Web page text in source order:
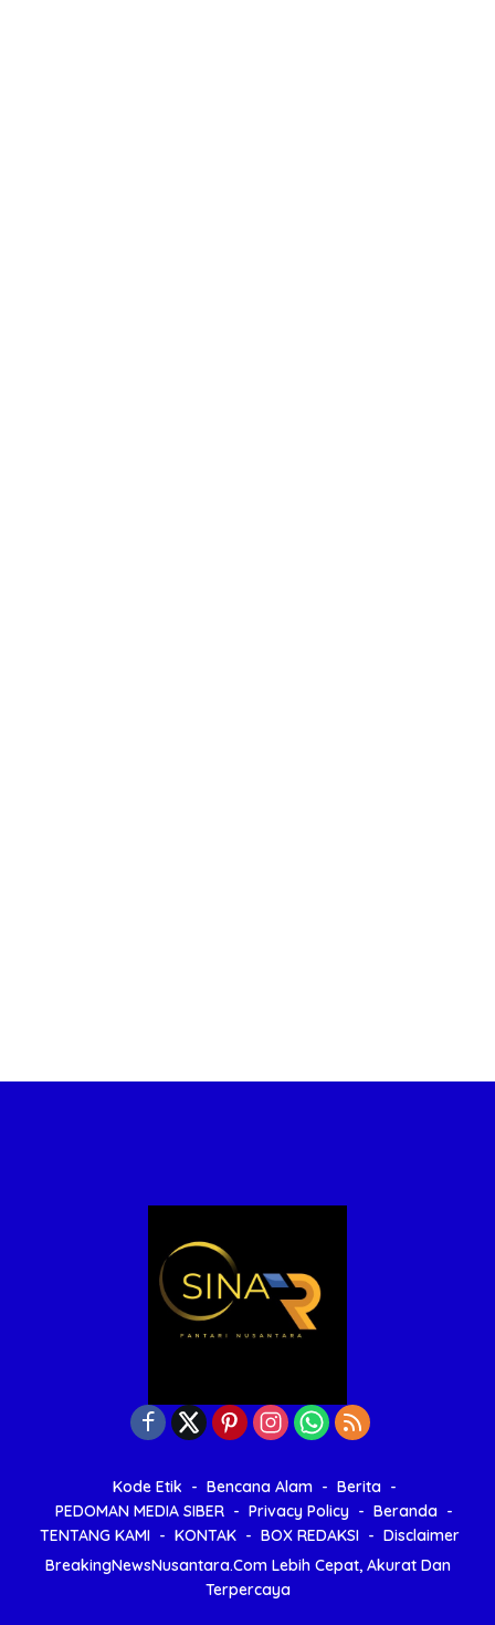
Kode Etik Bencana Alam
Berita
PEDOMAN MEDIA SIBER
Privacy Policy
Beranda
TENTANG KAMI
KONTAK BOX REDAKSI
Disclaimer
BreakingNewsNusantara.Com Lebih Cepat, Akurat Dan
Terpercaya